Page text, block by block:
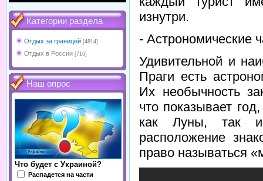
Категории раздела
Отдых за границей [4814]
Отдых в России [716]
Наш опрос
Что будет с Украиной?
Распадется на части
изнутри.
- Астрономические
Удивительной и
Праги есть
Их необычность
что показывает
как Луны, так
расположение
право называться